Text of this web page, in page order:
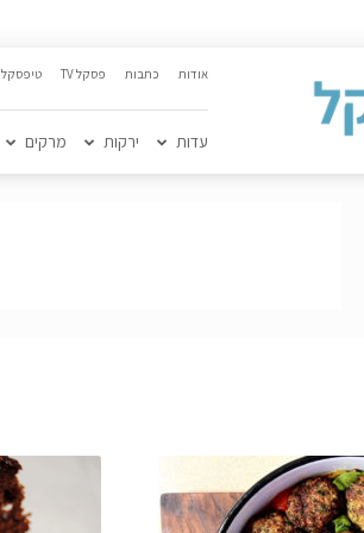
אודות כתבות פסקל TV טיפסקל
עדות ירקות מרקים